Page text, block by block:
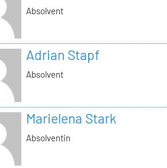
Absolvent
Adrian Stapf
Absolvent
Marielena Stark
Absolventin